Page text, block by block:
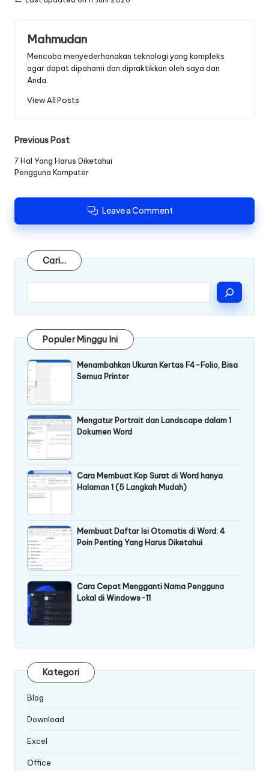
Mahmudan
Mencoba menyederhanakan teknologi yang kompleks
agar dapat dipahami dan dipraktikkan oleh saya dan
Anda.
View All Posts
Post
navigation
Previous Post
7 Hal Yang Harus Diketahui
Pengguna Komputer
Leave a Comment
Cari...
Cari
Populer Minggu Ini
Menambahkan Ukuran Kertas F4-Folio, Bisa
Semua Printer
Mengatur Portrait dan Landscape dalam 1
Dokumen Word
Cara Membuat Kop Surat di Word hanya
Halaman 1 (5 Langkah Mudah)
Membuat Daftar Isi Otomatis di Word: 4
Poin Penting Yang Harus Diketahui
Cara Cepat Mengganti Nama Pengguna
Lokal di Windows-11
Kategori
Blog
Download
Excel
Office